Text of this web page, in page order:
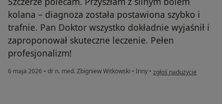
kolana – diagnoza została postawiona szybko i
trafnie. Pan Doktor wszystko dokładnie wyjaśnił i
zaproponował skuteczne leczenie. Pełen
profesjonalizm!
6 maja 2026 • dr n. med. Zbigniew Witkowski • Inny • w opinii użytkownika AM
zgłoś nadużycie